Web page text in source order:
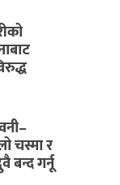
चस्मा र
बन्द गर्नू